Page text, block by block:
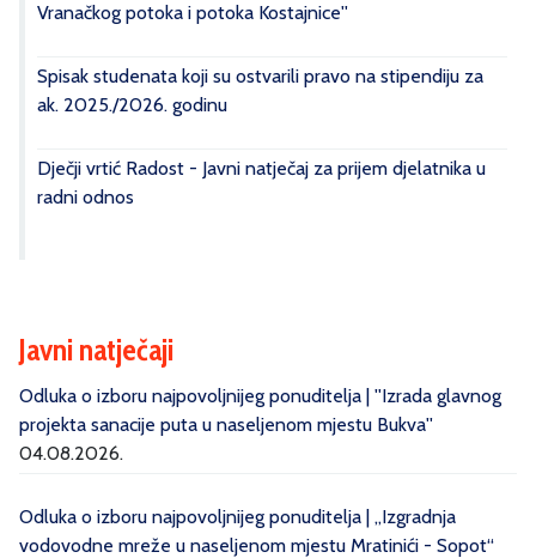
Vranačkog potoka i potoka Kostajnice''
Spisak studenata koji su ostvarili pravo na stipendiju za
ak. 2025./2026. godinu
Dječji vrtić Radost - Javni natječaj za prijem djelatnika u
radni odnos
Javni natječaji
Odluka o izboru najpovoljnijeg ponuditelja | ''Izrada glavnog
projekta sanacije puta u naseljenom mjestu Bukva''
04.08.2026.
Odluka o izboru najpovoljnijeg ponuditelja | „Izgradnja
vodovodne mreže u naseljenom mjestu Mratinići - Sopot“